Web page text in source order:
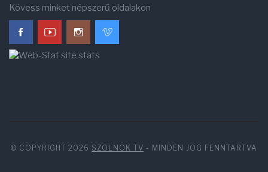
Kövess minket népszerű oldalakon
© COPYRIGHT 2026 SZOLNOK TV - MINDEN JOG FENNTARTVA